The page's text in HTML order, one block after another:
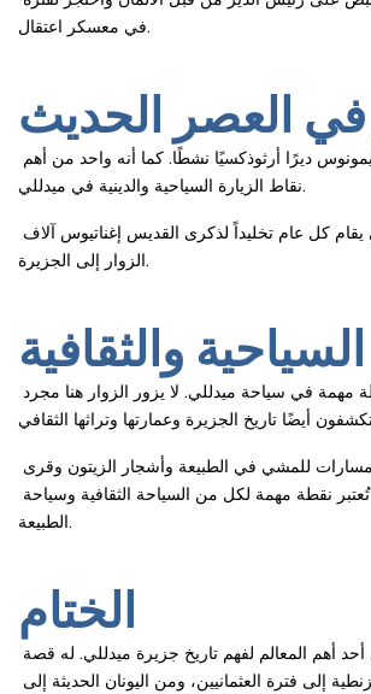
في معسكر اعتقال.
في العصر الحديث
نقاط الزيارة السياحية والدينية في ميدللي.
الزوار إلى الجزيرة.
والثقافية
الطبيعة.
الختام